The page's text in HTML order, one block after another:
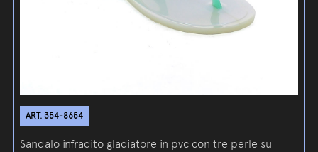
ART. 354-8654
Sandalo infradito gladiatore in pvc con tre perle su